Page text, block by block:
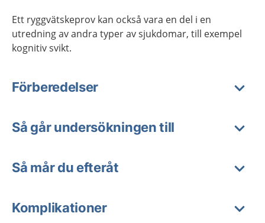
Ett ryggvätskeprov kan också vara en del i en
utredning av andra typer av sjukdomar, till exempel
kognitiv svikt.
Förberedelser
Så går undersökningen till
Så mår du efteråt
Komplikationer